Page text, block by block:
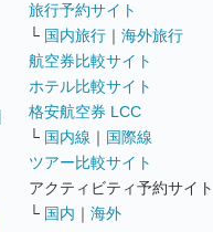
旅行予約サイト
└ 国内旅行 ｜ 海外旅行
航空券比較サイト
ホテル比較サイト
格安航空券 LCC
└ 国内線 ｜ 国際線
ツアー比較サイト
アクティビティ予約サイト
└ 国内 ｜ 海外